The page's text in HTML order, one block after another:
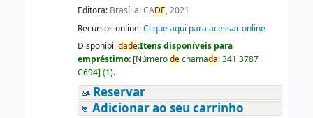
Editora: Brasília: CADE, 2021
Recursos online:Clique aqui para acessar online
Disponibilidade:Itens disponíveis para
empréstimo: [Númerodechamada:341.3787
C694] (1).
Reservar
Adicionar ao seu carrinho